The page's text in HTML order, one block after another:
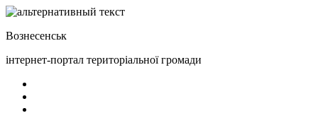
Вознесенськ
інтернет-портал територіальної громади